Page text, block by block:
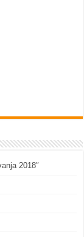
2018″